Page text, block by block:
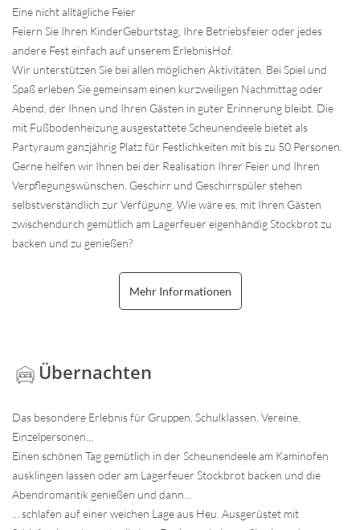
Eine nicht alltägliche Feier
Feiern Sie Ihren KinderGeburtstag, Ihre Betriebsfeier oder jedes
andere Fest einfach auf unserem ErlebnisHof.
Wir unterstützen Sie bei allen möglichen Aktivitäten. Bei Spiel und
Spaß erleben Sie gemeinsam einen kurzweiligen Nachmittag oder
Abend, der Ihnen und Ihren Gästen in guter Erinnerung bleibt. Die
mit Fußbodenheizung ausgestattete Scheunendeele bietet als
Partyraum ganzjährig Platz für Festlichkeiten mit bis zu 50 Personen.
Gerne helfen wir Ihnen bei der Realisation Ihrer Feier und Ihren
Verpflegungswünschen. Geschirr und Geschirrspüler stehen
selbstverständlich zur Verfügung. Wie wäre es, mit Ihren Gästen
zwischendurch gemütlich am Lagerfeuer eigenhändig Stockbrot zu
backen und zu genießen?
Mehr Informationen
Übernachten
Das besondere Erlebnis für Gruppen, Schulklassen, Vereine,
Einzelpersonen...
Einen schönen Tag gemütlich in der Scheunendeele am Kaminofen
ausklingen lassen oder am Lagerfeuer Stockbrot backen und die
Abendromantik genießen und dann...
... schlafen auf einer weichen Lage aus Heu. Ausgerüstet mit